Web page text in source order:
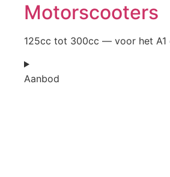
Motorscooters
125cc tot 300cc — voor het A1
Aanbod